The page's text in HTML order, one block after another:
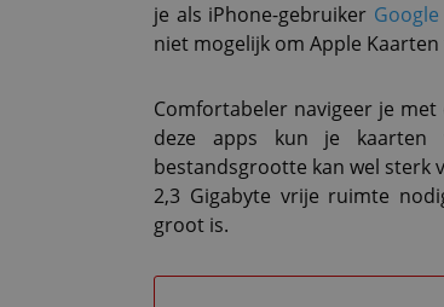
je als iPhone-gebruiker
niet mogelijk om Apple
Comfortabeler navigeer je met
deze apps kun je kaarten
bestandsgrootte kan wel sterk
2,3 Gigabyte vrije ruimte
groot is.